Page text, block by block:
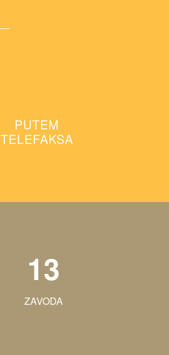
PUTEM
TELEFAKSA
13
ZAVODA